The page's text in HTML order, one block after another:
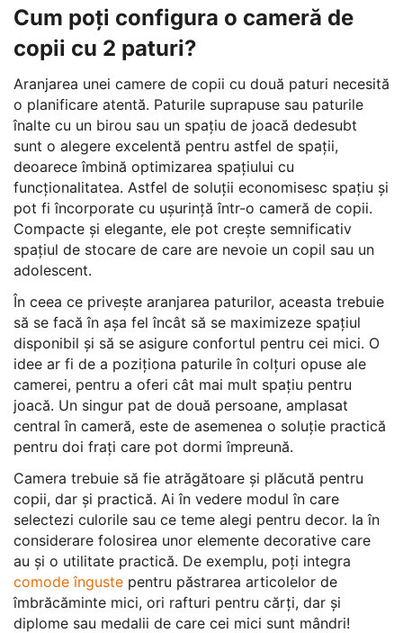
Cum poți configura o cameră de
copii cu 2 paturi?
Aranjarea unei camere de copii cu două paturi necesită
o planificare atentă. Paturile suprapuse sau paturile
înalte cu un birou sau un spațiu de joacă dedesubt
sunt o alegere excelentă pentru astfel de spații,
deoarece îmbină optimizarea spațiului cu
funcționalitatea. Astfel de soluții economisesc spațiu și
pot fi încorporate cu ușurință într-o cameră de copii.
Compacte și elegante, ele pot crește semnificativ
spațiul de stocare de care are nevoie un copil sau un
adolescent.
În ceea ce privește aranjarea paturilor, aceasta trebuie
să se facă în așa fel încât să se maximizeze spațiul
disponibil și să se asigure confortul pentru cei mici. O
idee ar fi de a poziționa paturile în colțuri opuse ale
camerei, pentru a oferi cât mai mult spațiu pentru
joacă. Un singur pat de două persoane, amplasat
central în cameră, este de asemenea o soluție practică
pentru doi frați care pot dormi împreună.
Camera trebuie să fie atrăgătoare și plăcută pentru
copii, dar și practică. Ai în vedere modul în care
selectezi culorile sau ce teme alegi pentru decor. Ia în
considerare folosirea unor elemente decorative care
au și o utilitate practică. De exemplu, poți integra
comode înguste pentru păstrarea articolelor de
îmbrăcăminte mici, ori rafturi pentru cărți, dar și
diplome sau medalii de care cei mici sunt mândri!